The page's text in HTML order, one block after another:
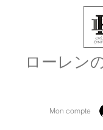
ローレン
Mon compte